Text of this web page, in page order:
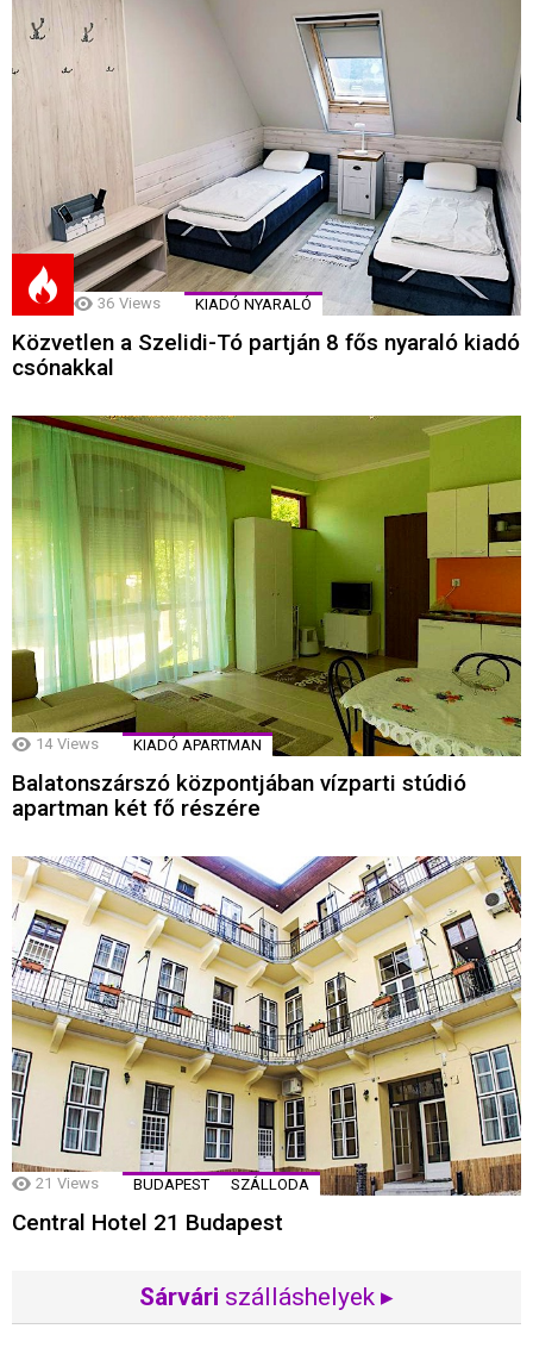
36 Views KIADÓ NYARALÓ
Közvetlen a Szelidi-Tó partján 8 fős nyaraló kiadó
csónakkal
14 Views KIADÓ APARTMAN
Balatonszárszó központjában vízparti stúdió
apartman két fő részére
21 Views BUDAPEST SZÁLLODA
Central Hotel 21 Budapest
Sárvári szálláshelyek ▸